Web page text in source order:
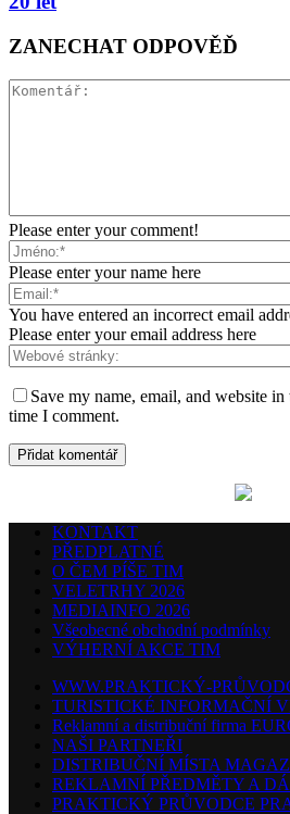
ZANECHAT ODPOVĚĎ
Please enter your comment!
Please enter your name here
You have entered an incorrect email
Please enter your email address here
Save my name, email, and website
time I comment.
KONTAKT
PŘEDPLATNÉ
O ČEM PÍŠE TIM
VELETRHY 2026
MEDIAINFO 2026
Všeobecné obchodní podmínky
VÝHERNÍ AKCE TIM
WWW.PRAKTICKÝ-
TURISTICKÉ INFORMAČNÍ
Reklamní a distribuční firma
NAŠI PARTNEŘI
DISTRIBUČNÍ MÍSTA
REKLAMNÍ PŘEDMĚTY A
PRAKTICKÝ PRŮVODCE